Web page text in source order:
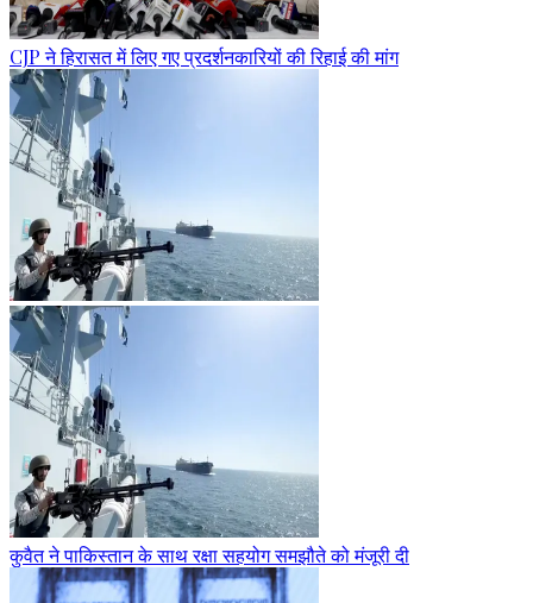
CJP ने हिरासत में लिए गए प्रदर्शनकारियों की रिहाई की मांग
कुवैत ने पाकिस्तान के साथ रक्षा सहयोग समझौते को मंजूरी दी